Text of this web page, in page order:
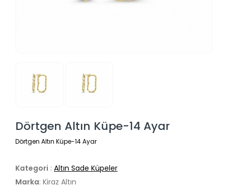
Dörtgen Altın Küpe-14 Ayar
Dörtgen Altın Küpe-14 Ayar
Kategori : Altın Sade Küpeler
Marka: Kiraz Altın